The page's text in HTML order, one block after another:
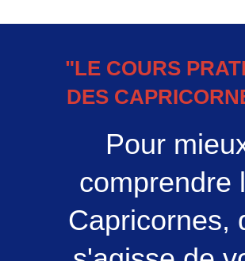
"LE COURS
DES
Pour
comprendre
Capricornes,